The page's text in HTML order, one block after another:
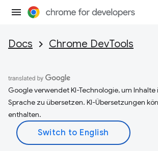
Docs Chrome DevTools
Google verwendet KI-Technologie, um
Sprache zu übersetzen. KI-Übersetzungen
enthalten.